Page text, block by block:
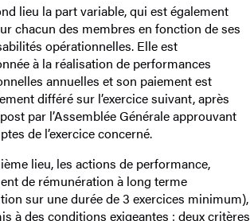
lieu la part variable, qui est également
chacun des membres en fonction de ses
opérationnelles. Elle est
à la réalisation de performances
annuelles et son paiement est
différé sur l’exercice suivant, après
par l’Assemblée Générale approuvant
de l’exercice concerné.
lieu, les actions de performance,
de rémunération à long terme
sur une durée de 3 exercices minimum),
à des conditions exigeantes : deux critères